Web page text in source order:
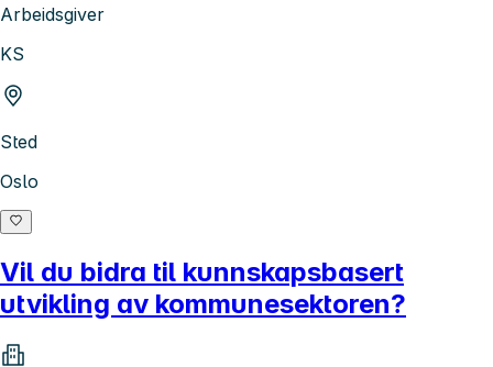
Arbeidsgiver
KS
Sted
Oslo
Vil du bidra til kunnskapsbasert
utvikling av kommunesektoren?